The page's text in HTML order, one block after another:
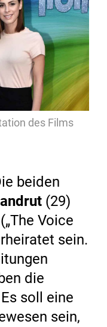
des Films
beiden
(29)
Voice
sein.
die
soll eine
sein,